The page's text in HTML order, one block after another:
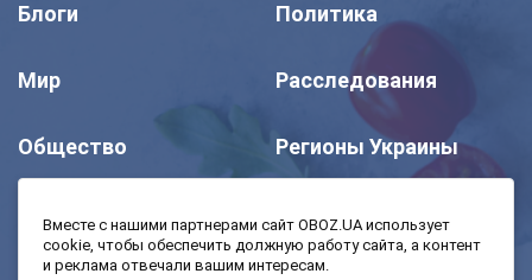
Блоги Политика
Мир Расследования
Общество Регионы Украины
Шоу Спорт
Вместе с нашими партнерами сайт OBOZ.UA использует
cookie, чтобы обеспечить должную работу сайта, а контент
и реклама отвечали вашим интересам.